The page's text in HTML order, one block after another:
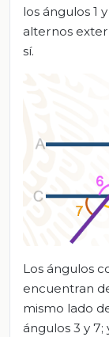
los ángulos 1
alternos
sí.
Los ángulos
encuentran
mismo lado
ángulos 3 y